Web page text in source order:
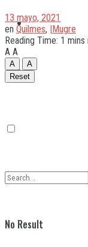
Quilmes
Varela
No Result
13 mayo, 2021
en Quilmes, |Mugre
Reading Time: 1 mins
A A
A
A
Reset